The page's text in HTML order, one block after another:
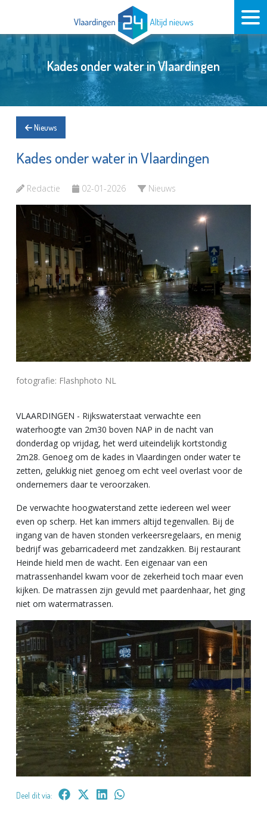
Kades onder water in Vlaardingen
Nieuws
Kades onder water in Vlaardingen
Redactie 02-01-2026 Nieuws
fotografie: Flashphoto NL
VLAARDINGEN - Rijkswaterstaat verwachte een
waterhoogte van 2m30 boven NAP in de nacht van
donderdag op vrijdag, het werd uiteindelijk kortstondig
2m28. Genoeg om de kades in Vlaardingen onder water te
zetten, gelukkig niet genoeg om echt veel overlast voor de
ondernemers daar te veroorzaken.
De verwachte hoogwaterstand zette iedereen wel weer
even op scherp. Het kan immers altijd tegenvallen. Bij de
ingang van de haven stonden verkeersregelaars, en menig
bedrijf was gebarricadeerd met zandzakken. Bij restaurant
Heinde hield men de wacht. Een eigenaar van een
matrassenhandel kwam voor de zekerheid toch maar even
kijken. De matrassen zijn gevuld met paardenhaar, het ging
niet om watermatrassen.
Deel dit via: